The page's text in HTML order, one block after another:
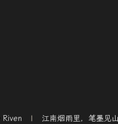
Riven 江南烟雨里，笔墨见